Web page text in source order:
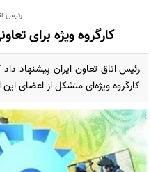
رئیس
کارگروه ویژه برای
رئیس اتاق تعاون ایران پیشنهاد
کارگروه ویژه‌ای متشکل از اعضای